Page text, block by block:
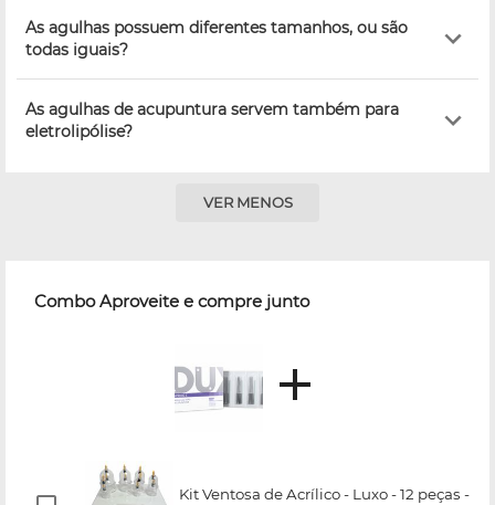
As agulhas possuem diferentes tamanhos, ou são
todas iguais?
As agulhas de acupuntura servem também para
eletrolipólise?
VER MENOS
Combo Aproveite e compre junto
Kit Ventosa de Acrílico - Luxo - 12 peças -